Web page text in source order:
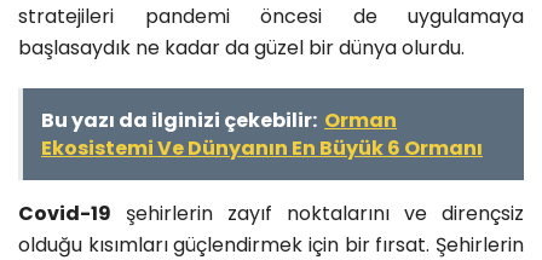
stratejileri pandemi öncesi de uygulamaya
başlasaydık ne kadar da güzel bir dünya olurdu.
Bu yazı da ilginizi çekebilir: Orman
Ekosistemi Ve Dünyanın En Büyük 6 Ormanı
Covid-19 şehirlerin zayıf noktalarını ve dirençsiz
olduğu kısımları güçlendirmek için bir fırsat. Şehirlerin